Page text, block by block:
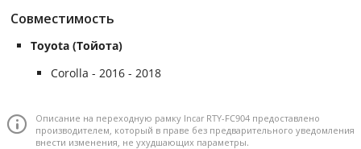
Совместимость
Toyota (Тойота)
Corolla - 2016 - 2018
Описание на переходную рамку Incar RTY-FC904 предоставлено
производителем, который в праве без предварительного уведомления
внести изменения, не ухудшающих параметры.